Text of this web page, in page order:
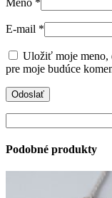
E-mail *
Uložiť moje meno,
pre moje budúce
Podobné produkty